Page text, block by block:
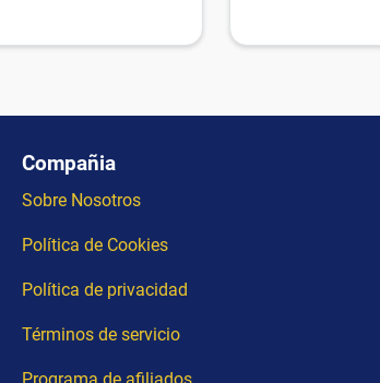
Compañia
Sobre Nosotros
Política de Cookies
Política de privacidad
Términos de servicio